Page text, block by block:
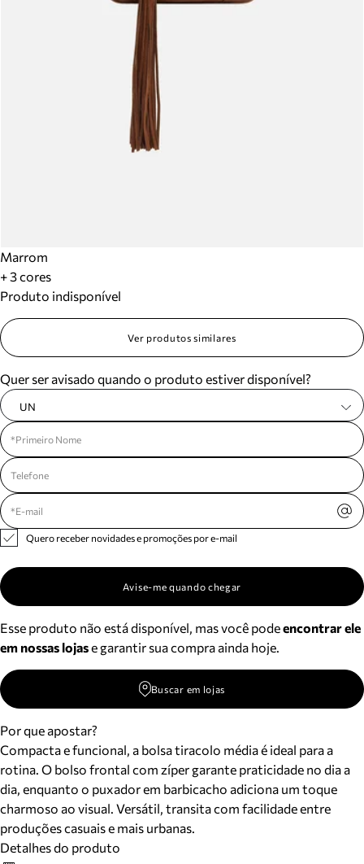
Marrom
+ 3 cores
Produto indisponível
Ver produtos similares
Quer ser avisado quando o produto estiver disponível?
UN
Quero receber novidades e promoções por e-mail
Avise-me quando chegar
Esse produto não está disponível, mas você podeencontrar ele
em nossas lojase garantir sua compra ainda hoje.
Buscar em lojas
Por que apostar?
Compacta e funcional, a bolsa tiracolo média é ideal para a
rotina. O bolso frontal com zíper garante praticidade no dia a
dia, enquanto o puxador em barbicacho adiciona um toque
charmoso ao visual. Versátil, transita com facilidade entre
produções casuais e mais urbanas.
Detalhes do produto